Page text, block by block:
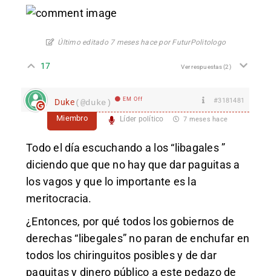
Último editado 7 meses hace por FuturPolitologo
17 Ver respuestas(2)
Duke(@duke) EM Off #3181481
Miembro Líder político 7 meses hace
Todo el día escuchando a los “libagales ”
diciendo que que no hay que dar paguitas a
los vagos y que lo importante es la
meritocracia.
¿Entonces, por qué todos los gobiernos de
derechas “libegales” no paran de enchufar en
todos los chiringuitos posibles y de dar
paguitas y dinero público a este pedazo de